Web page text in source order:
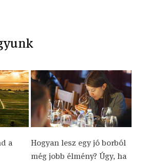
a
Hogyan lesz egy jó borból
még jobb élmény? Úgy, ha